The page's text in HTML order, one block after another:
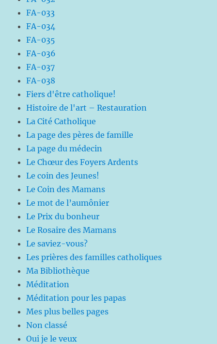
FA-033
FA-034
FA-035
FA-036
FA-037
FA-038
Fiers d'être catholique!
Histoire de l'art – Restauration
La Cité Catholique
La page des pères de famille
La page du médecin
Le Chœur des Foyers Ardents
Le coin des Jeunes!
Le Coin des Mamans
Le mot de l’aumônier
Le Prix du bonheur
Le Rosaire des Mamans
Le saviez-vous?
Les prières des familles catholiques
Ma Bibliothèque
Méditation
Méditation pour les papas
Mes plus belles pages
Non classé
Oui je le veux